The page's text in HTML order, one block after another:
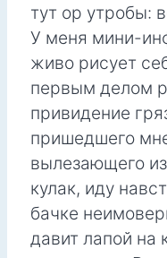
тут ор утробы:
У меня мини-
живо рисует
первым делом
привидение
пришедшего
вылезающего
кулак, иду
бачке
давит лапой на